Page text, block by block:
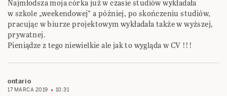
Najmłodsza moja córka już w czasie studiów wykładała
w szkole „weekendowej” a później, po skończeniu studiów,
pracując w biurze projektowym wykładała także w wyższej,
prywatnej.
Pieniądze z tego niewielkie ale jak to wygląda w CV !!!
ontario
17 MARCA 2019 10:31